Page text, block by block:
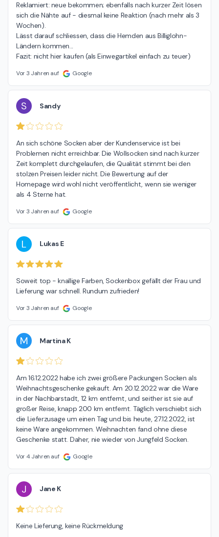
Reklamiert: neue bekommen; ebenfalls nach kurzer Zeit lösen
sich die Nähte auf - diesmal keine Reaktion (nach mehr als 3
Wochen).
Lässt darauf schliessen, dass die Hemden aus Billiglohn-
Ländern kommen...
Fazit: nicht hier kaufen (als Einwegartikel einfach zu teuer)
Vor 3 Jahren auf Google
S Sandy
An sich schöne Socken aber der Kundenservice ist bei
Problemen nicht erreichbar. Die Wollsocken sind nach kurzer
Zeit komplett durchgelaufen, die Qualität stimmt bei den
stolzen Preisen leider nicht. Die Bewertung auf der
Homepage wird wohl nicht veröffentlicht, wenn sie weniger
als 4 Sterne hat.
Vor 3 Jahren auf Google
L Lukas E
Soweit top - knallige Farben, Sockenbox gefällt der Frau und
Lieferung war schnell. Rundum zufrieden!
Vor 3 Jahren auf Google
M Martina K
Am 16.12.2022 habe ich zwei größere Packungen Socken als
Weihnachtsgeschenke gekauft. Am 20.12.2022 war die Ware
in der Nachbarstadt, 12 km entfernt, und seither ist sie auf
großer Reise, knapp 200 km entfernt. Täglich verschiebt sich
die Lieferzusage um einen Tag und bis heute, 27.12.2022, ist
keine Ware angekommen. Weihnachten fand ohne diese
Geschenke statt. Daher, nie wieder von Jungfeld Socken.
Vor 4 Jahren auf Google
J Jane K
Keine Lieferung, keine Rückmeldung